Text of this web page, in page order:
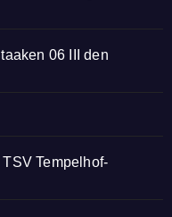
06 III den
Tempelhof-